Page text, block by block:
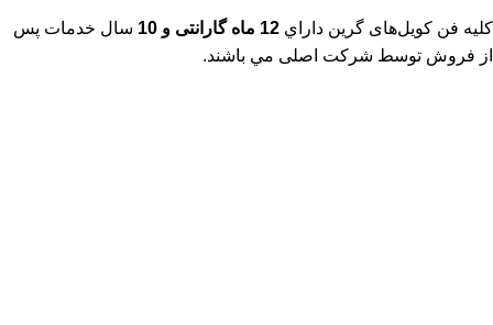
کلیه فن کویل‌های گرین داراي 12 ماه گارانتی و 10
سال خدمات پس
از فروش توسط شرکت اصلی مي باشند.